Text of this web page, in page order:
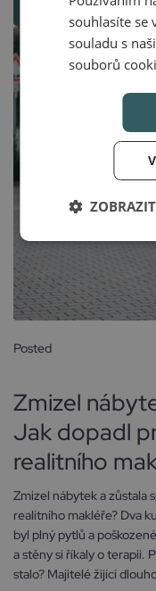
Posted
Zmizel
Jak dopadl
realitního
Zmizel nábytek a zůstala
realitního makléře? Dva
byl plný pytlů a
a stěny si říkaly o terapii.
stalo? Majitelé žijící
souhlasíte se
souladu s
souborů